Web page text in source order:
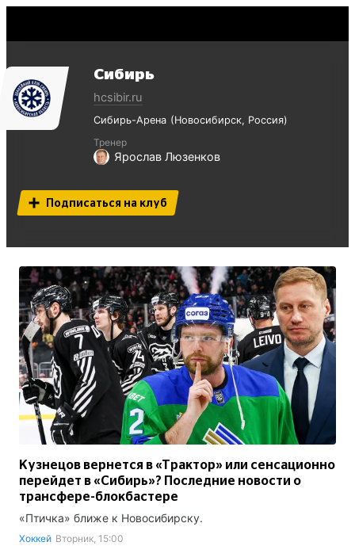
Сибирь
hcsibir.ru
Сибирь-Арена Новосибирск Россия
Тренер
Ярослав Люзенков
Подписаться на клуб
Кузнецов вернется в «Трактор» или сенсационно
перейдет в «Сибирь»? Последние новости о
трансфере-блокбастере
«Птичка» ближе к Новосибирску.
Хоккей Вторник, 15:00